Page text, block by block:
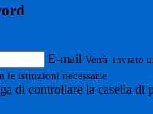
E-mail Verrà inviato
istruzioni necessarie.
di controllare la casella di